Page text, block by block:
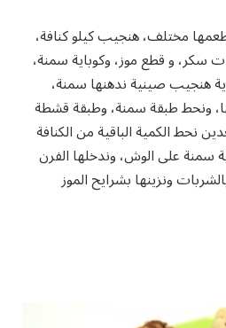
مختلف، هنجيب كيلو كنافة،
قشطة، و3 كوبايات سكر، و قطع موز، وكوباية سمنة،
هنجيب صينية ندهنها سمنة،
ونحط طبقة سمنة، وطبقة قشطة
نحط الكمية الباقية من الكنافة
سمنة على الوش، وندخلها الفرن
ونزينها بشرايح الموز